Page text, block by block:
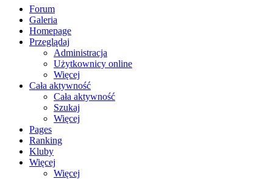
Forum
Galeria
Homepage
Przeglądaj
Administracja
Użytkownicy online
Więcej
Cała aktywność
Cała aktywność
Szukaj
Więcej
Pages
Ranking
Kluby
Więcej
Więcej